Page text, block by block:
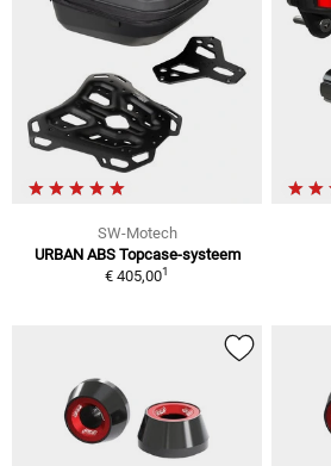
SW-Motech
URBAN ABS Topcase-systeem
€ 405,001